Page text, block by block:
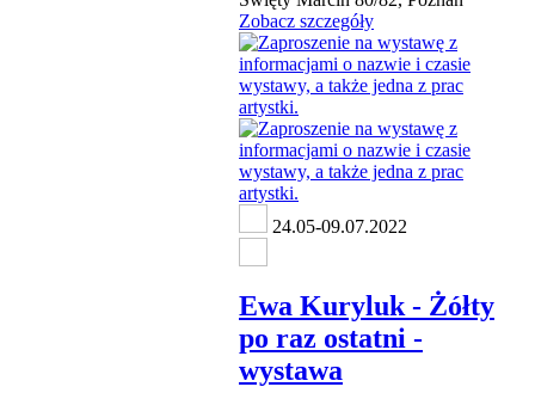
Zobacz szczegóły
24.05-09.07.2022
Ewa Kuryluk - Żółty
po raz ostatni -
wystawa